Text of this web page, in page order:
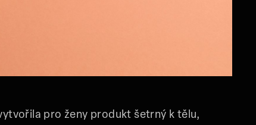
pro ženy produkt šetrný k tělu,